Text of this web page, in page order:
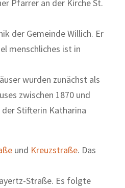
Pfarrer an der Kirche St.
der Gemeinde Willich. Er
menschliches ist in
wurden zunächst als
zwischen 1870 und
der Stifterin Katharina
und Kreuzstraße. Das
Straße. Es folgte